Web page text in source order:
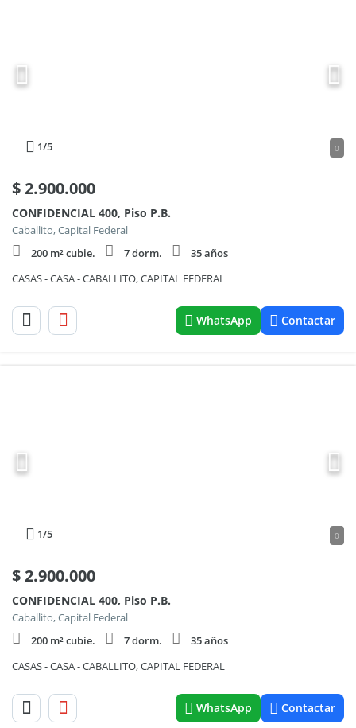
1/5 0
$2.900.000
CONFIDENCIAL 400, Piso P.B.
Caballito, Capital Federal
200 m² cubie.
7 dorm.
35 años
CASAS - CASA - CABALLITO, CAPITAL FEDERAL
WhatsApp Contactar
1/5 0
$2.900.000
CONFIDENCIAL 400, Piso P.B.
Caballito, Capital Federal
200 m² cubie.
7 dorm.
35 años
CASAS - CASA - CABALLITO, CAPITAL FEDERAL
WhatsApp Contactar